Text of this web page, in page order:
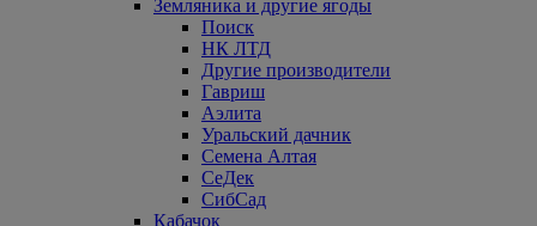
Земляника и другие ягоды
Поиск
НК ЛТД
Другие производители
Гавриш
Аэлита
Уральский дачник
Семена Алтая
СеДек
СибСад
Кабачок